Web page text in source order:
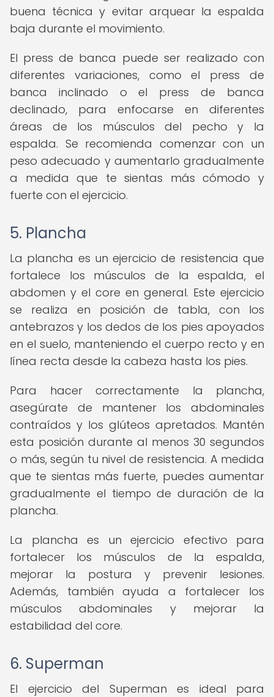
buena técnica y evitar arquear la espalda
baja durante el movimiento.
El press de banca puede ser realizado con
diferentes variaciones, como el press de
banca inclinado o el press de banca
declinado, para enfocarse en diferentes
áreas de los músculos del pecho y la
espalda. Se recomienda comenzar con un
peso adecuado y aumentarlo gradualmente
a medida que te sientas más cómodo y
fuerte con el ejercicio.
5. Plancha
La plancha es un ejercicio de resistencia que
fortalece los músculos de la espalda, el
abdomen y el core en general. Este ejercicio
se realiza en posición de tabla, con los
antebrazos y los dedos de los pies apoyados
en el suelo, manteniendo el cuerpo recto y en
línea recta desde la cabeza hasta los pies.
Para hacer correctamente la plancha,
asegúrate de mantener los abdominales
contraídos y los glúteos apretados. Mantén
esta posición durante al menos 30 segundos
o más, según tu nivel de resistencia. A medida
que te sientas más fuerte, puedes aumentar
gradualmente el tiempo de duración de la
plancha.
La plancha es un ejercicio efectivo para
fortalecer los músculos de la espalda,
mejorar la postura y prevenir lesiones.
Además, también ayuda a fortalecer los
músculos abdominales y mejorar la
estabilidad del core.
6. Superman
El ejercicio del Superman es ideal para